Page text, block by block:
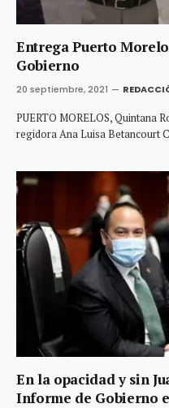
Entrega Puerto
Gobierno
20 septiembre, 2021
PUERTO MORELOS, Quintana
regidora Ana Luisa Betancourt
En la opacidad y sin
Informe de Gobierno